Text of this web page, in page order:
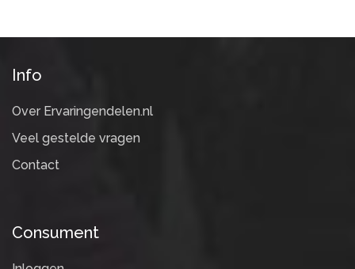
Info
Over Ervaringendelen.nl
Veel gestelde vragen
Contact
Consument